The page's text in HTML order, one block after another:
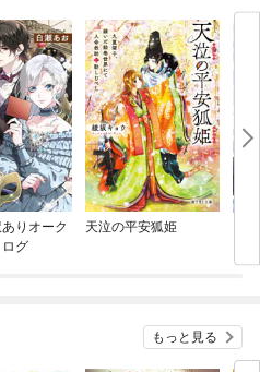
りオーク
グ
天泣の平安狐姫
ラ
もっと見る